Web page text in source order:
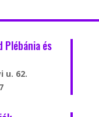
Plébánia és
u. 62.